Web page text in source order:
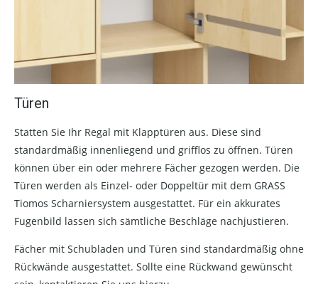
Türen
Statten Sie Ihr Regal mit Klapptüren aus. Diese sind
standardmäßig innenliegend und grifflos zu öffnen. Türen
können über ein oder mehrere Fächer gezogen werden. Die
Türen werden als Einzel- oder Doppeltür mit dem GRASS
Tiomos Scharniersystem ausgestattet. Für ein akkurates
Fugenbild lassen sich sämtliche Beschläge nachjustieren.
Fächer mit Schubladen und Türen sind standardmäßig ohne
Rückwände ausgestattet. Sollte eine Rückwand gewünscht